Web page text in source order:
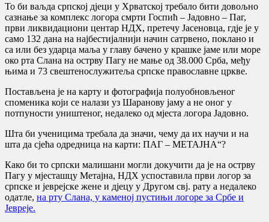
То би ваљда српској дјеци у Хрватској требало бити довољно
сазнање за комплекс логора смрти Госпић – Јадовно – Паг,
први ликвидациони центар НДХ, претечу Јасеновца, гдје је у
само 132 дана на најбестијалнији начин сатрвено, поклано и
са или без ударца маља у главу бачено у крашке јаме или море
око рта Слана на острву Пагу не мање од 38.000 Срба, међу
њима и 73 свештенослужитеља српске православне цркве.
Постављена је на карту и фотографија полуобновљеног
споменика који се налази уз Шаранову јаму а не оног у
потпуности уништеног, недалеко од мјеста логора Јадовно.
Шта би ученицима требала да значи, чему да их научи и на
шта да сјећа одредница на карти: ПАГ – МЕТАЈНА“?
Како би то српски малишани могли докучити да је на острву
Пагу у мјесташцу Метајна, НДХ успоставила први логор за
српске и јеврејске жене и дјецу у Другом свј. рату а недалеко
одатле, на рту Слана, у каменој пустињи логоре за Србе и
Јевреје.